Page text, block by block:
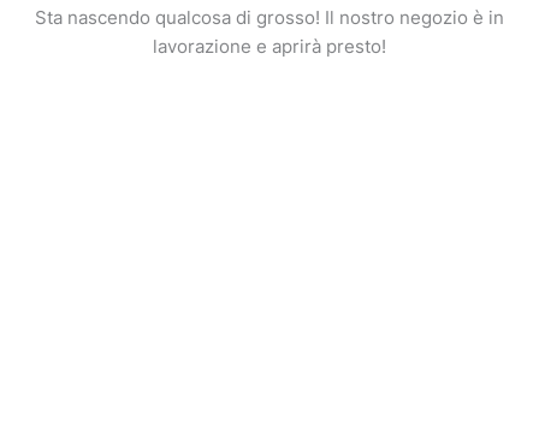
Sta nascendo qualcosa di grosso! Il nostro negozio è in
lavorazione e aprirà presto!